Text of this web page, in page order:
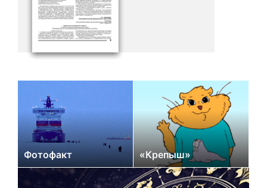
Фотофакт «Крепыш»